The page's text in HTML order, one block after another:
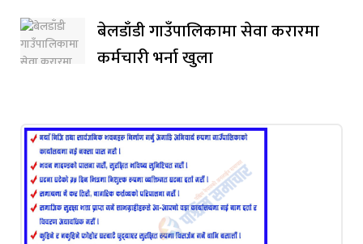
बेलडाँडी गाउँपालिकामा सेवा करारमा
कर्मचारी भर्ना खुला